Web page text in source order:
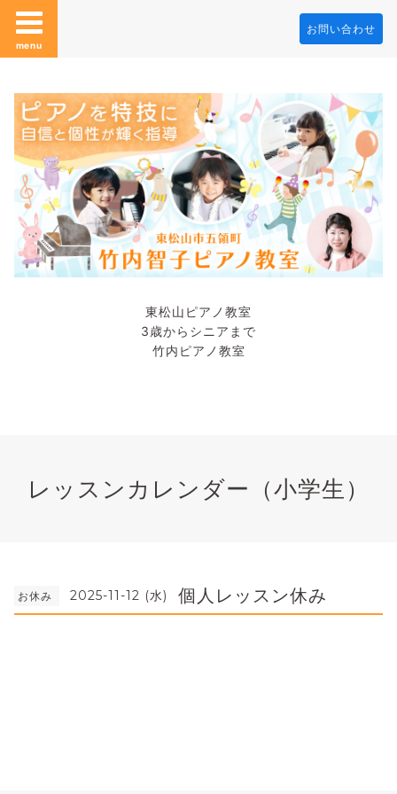
menu
お問い合わせ
東松山ピアノ教室
3歳からシニアまで
竹内ピアノ教室
レッスンカレンダー（小学生）
お休み 2025-11-12 (水) 個人レッスン休み